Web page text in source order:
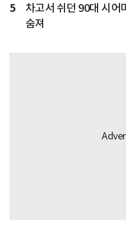
5
차고서 쉬던 90대 시어
숨져